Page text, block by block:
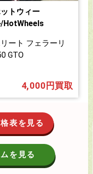
トウィー
HotWheels
ート フェラーリ
GTO
4,000円買取
表を見る
を見る